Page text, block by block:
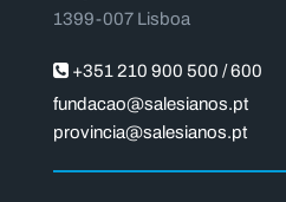
1399-007 Lisboa
+351 210 900 500 / 600
fundacao@salesianos.pt
provincia@salesianos.pt